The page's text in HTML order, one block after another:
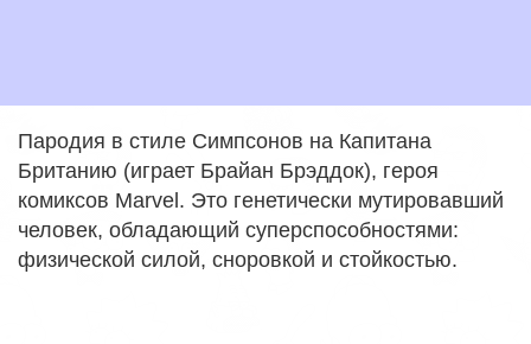
Пародия в стиле Симпсонов на Капитана
Британию (играет Брайан Брэддок), героя
комиксов Marvel. Это генетически мутировавший
человек, обладающий суперспособностями:
физической силой, сноровкой и стойкостью.